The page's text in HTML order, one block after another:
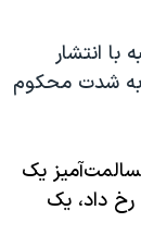
با انتشار
به شدت محکوم
یک
داد، یک